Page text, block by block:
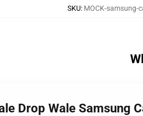
SKU: MOCK-samsung-
Drop Wale Samsung